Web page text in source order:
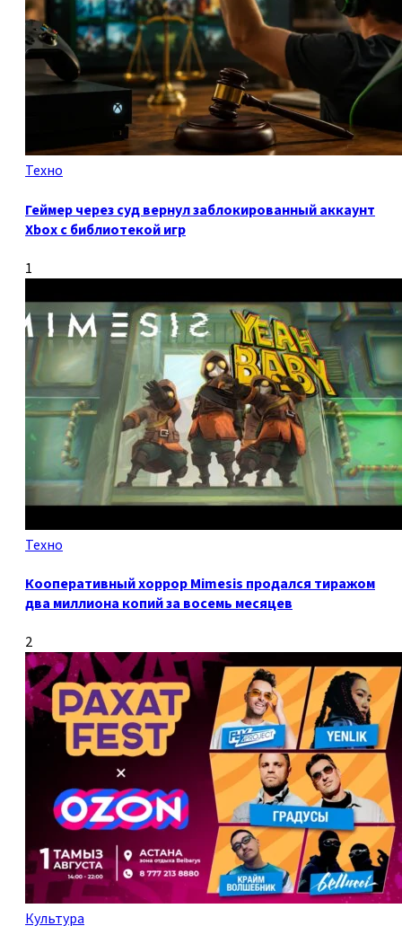
Техно
Геймер через суд вернул заблокированный аккаунт
Xbox с библиотекой игр
1
Техно
Кооперативный хоррор Mimesis продался тиражом
два миллиона копий за восемь месяцев
2
Культура